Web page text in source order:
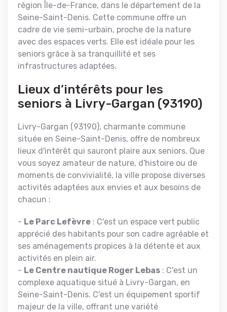
région Île-de-France, dans le département de la
Seine-Saint-Denis. Cette commune offre un
cadre de vie semi-urbain, proche de la nature
avec des espaces verts. Elle est idéale pour les
seniors grâce à sa tranquillité et ses
infrastructures adaptées.
Lieux d’intérêts pour les
seniors à Livry-Gargan (93190)
Livry-Gargan (93190), charmante commune
située en Seine-Saint-Denis, offre de nombreux
lieux d'intérêt qui sauront plaire aux seniors. Que
vous soyez amateur de nature, d'histoire ou de
moments de convivialité, la ville propose diverses
activités adaptées aux envies et aux besoins de
chacun :
- Le Parc Lefèvre : C'est un espace vert public
apprécié des habitants pour son cadre agréable et
ses aménagements propices à la détente et aux
activités en plein air.
- Le Centre nautique Roger Lebas : C'est un
complexe aquatique situé à Livry-Gargan, en
Seine-Saint-Denis. C'est un équipement sportif
majeur de la ville, offrant une variété